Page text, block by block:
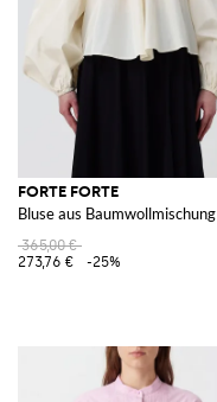
FORTE FORTE
Bluse aus Baumwollmischung
365,00 €
273,76 €
-25%